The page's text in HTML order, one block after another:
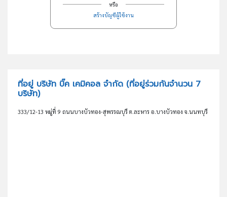
หรือ
สร้างบัญชีผู้ใช้งาน
ที่อยู่ บริษัท บิ๊ค เคมิคอล จำกัด (ที่อยู่ร่วมกันจำนวน 7
บริษัท)
333/12-13 หมู่ที่ 9 ถนนบางบัวทอง-สุพรรณบุรี ต.ละหาร อ.บางบัวทอง จ.นนทบุรี